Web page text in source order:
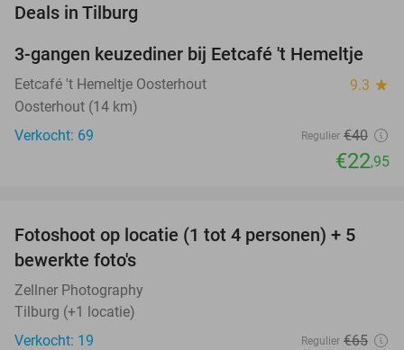
Deals in Tilburg
43%
NEW
TODAY
3-gangen keuzediner bij Eetcafé 't Hemeltje
Eetcafé 't Hemeltje Oosterhout 9.3 star
Oosterhout (14 km)
Verkocht: 69
Regulier €40
€22,95
69%
TODAY
Fotoshoot op locatie (1 tot 4 personen) + 5
bewerkte foto's
Zellner Photography
Tilburg (+1 locatie)
Verkocht: 19
Regulier €65